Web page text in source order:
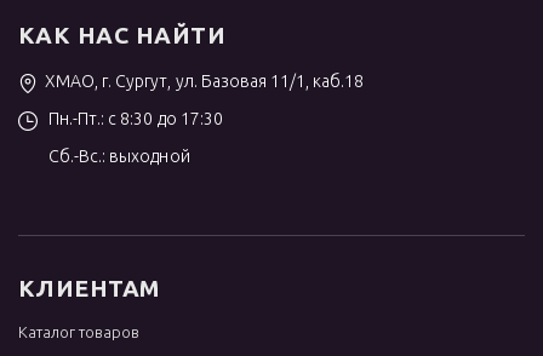
КАК НАС НАЙТИ
ХМАО, г. Сургут, ул. Базовая 11/1, каб.18
Пн.-Пт.: с 8:30 до 17:30
Сб.-Вс.: выходной
КЛИЕНТАМ
Каталог товаров